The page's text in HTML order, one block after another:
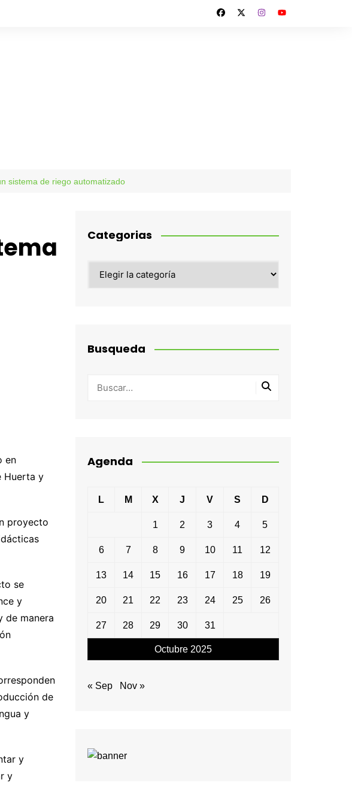
allá
sistema de riego automatizado
en
Huerta y
proyecto
se
y
de manera
de
y
y
y
Categorias
Busqueda
Agenda
Octubre 2025
L M X J V S D
1 2 3 4 5
6 7 8 9 10 11 12
13 14 15 16 17 18 19
20 21 22 23 24 25 26
27 28 29 30 31
« Sep Nov »